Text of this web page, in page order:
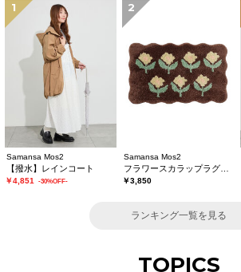
1
Samansa Mos2
【撥水】レインコート
￥4,851 -30%OFF-
2
Samansa Mos2
￥3,850
ランキング一覧を見る
TOPICS